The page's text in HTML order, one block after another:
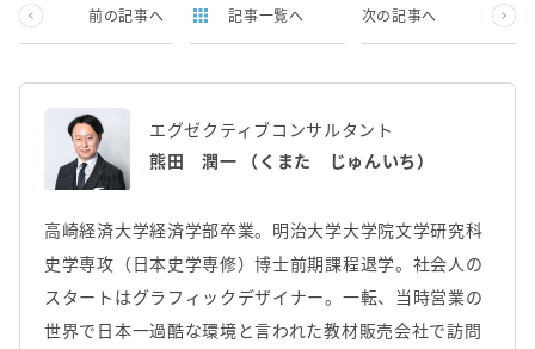
前の記事へ 記事一覧へ 次の記事へ
エグゼクティブコンサルタント
熊田 潤一 （くまた じゅんいち）
高崎経済大学経済学部卒業。明治大学大学院文学研究科
史学専攻（日本史学専修）博士前期課程退学。社会人の
スタートはグラフィックデザイナー。一転、当時営業の
世界で日本一過酷な環境と言われた教材販売会社で訪問